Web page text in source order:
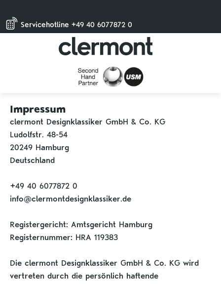
Servicehotline +49 40 6077872 0
Impressum
clermont Designklassiker GmbH & Co. KG
Ludolfstr. 48-54
20249 Hamburg
Deutschland
+49 40 6077872 0
info@clermontdesignklassiker.de
Registergericht: Amtsgericht Hamburg
Registernummer: HRA 119383
Die clermont Designklassiker GmbH & Co. KG wird
vertreten durch die persönlich haftende